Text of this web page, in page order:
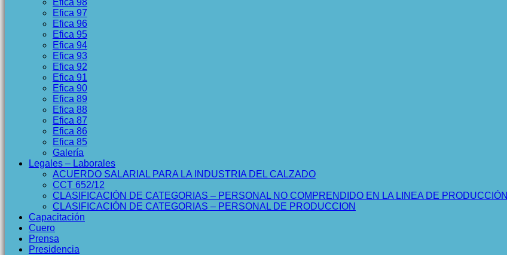
Efica 97
Efica 96
Efica 95
Efica 94
Efica 93
Efica 92
Efica 91
Efica 90
Efica 89
Efica 88
Efica 87
Efica 86
Efica 85
Galería
Legales – Laborales
ACUERDO SALARIAL PARA LA INDUSTRIA DEL CALZADO
CCT 652/12
CLASIFICACIÓN DE CATEGORIAS – PERSONAL NO COMPRENDIDO EN LA LINEA DE PRODUCCIÓN
CLASIFICACIÓN DE CATEGORIAS – PERSONAL DE PRODUCCION
Capacitación
Cuero
Prensa
Presidencia